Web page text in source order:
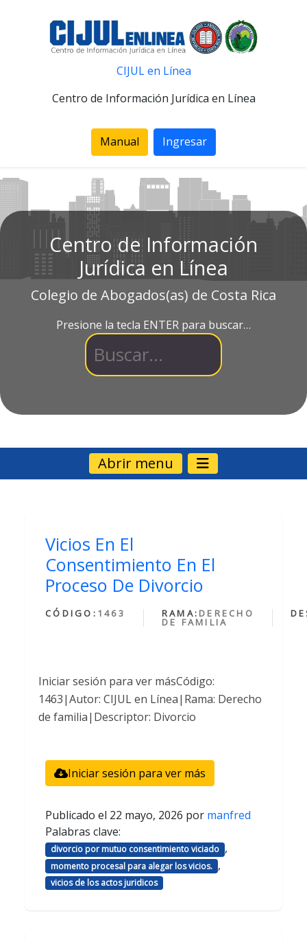
CIJUL en Línea
Centro de Información Jurídica en Línea
Manual Ingresar
Centro de Información
Jurídica en Línea
Colegio de Abogados(as) de Costa Rica
Presione la tecla ENTER para buscar…
Abrir menu
Vicios En El
Consentimiento En El
Proceso De Divorcio
CÓDIGO: 1463 RAMA: DERECHO
DE FAMILIA
Iniciar sesión para ver másCódigo:
1463|Autor: CIJUL en Línea|Rama: Derecho
de familia|Descriptor: Divorcio
Iniciar sesión para ver más
Publicado el 22 mayo, 2026 por manfred
Palabras clave:
divorcio por mutuo consentimiento viciado ,
momento procesal para alegar los vicios. ,
vicios de los actos juridicos